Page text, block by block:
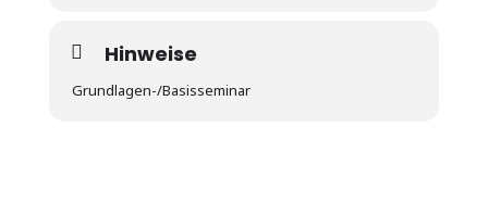
Hinweise
Grundlagen-/Basisseminar